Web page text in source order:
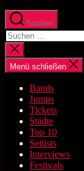
Suchen
Suchen
nach:
Suche
schließen
Menü schließen
Bands
Jumps
Tickets
Städte
Top 10
Setlists
Interviews
Festivals